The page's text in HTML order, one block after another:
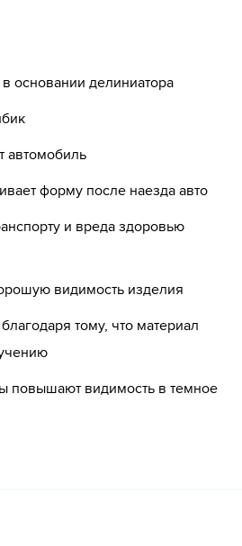
основании делиниатора
автомобиль
форму после наезда авто
и вреда здоровью
видимость изделия
тому, что материал
повышают видимость в темное